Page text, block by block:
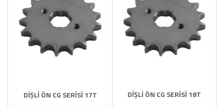
DİŞLİ ÖN CG SERİSİ 17T DİŞLİ ÖN CG SERİSİ 18T